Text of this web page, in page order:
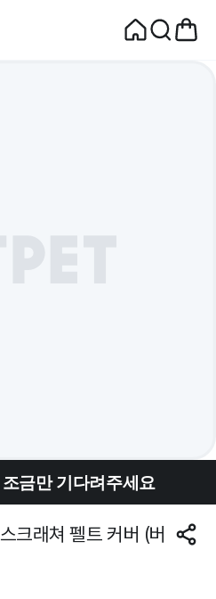
금만 기다려주세요
크래쳐 펠트 커버 (버